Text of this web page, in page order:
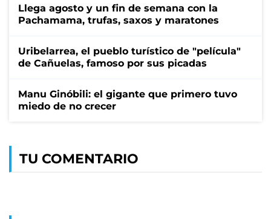
Llega agosto y un fin de semana con la
Pachamama, trufas, saxos y maratones
Uribelarrea, el pueblo turístico de "película"
de Cañuelas, famoso por sus picadas
Manu Ginóbili: el gigante que primero tuvo
miedo de no crecer
TU COMENTARIO